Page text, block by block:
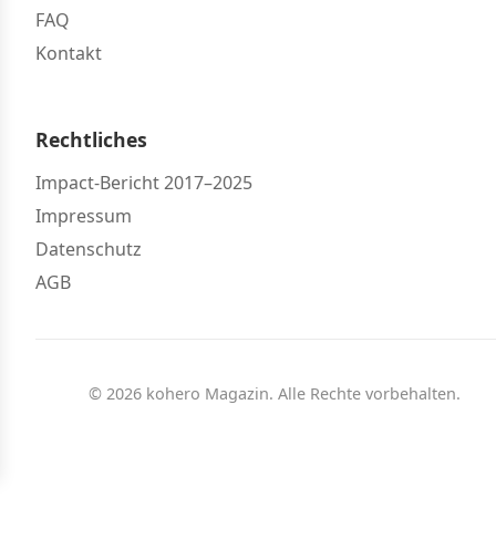
FAQ
Kontakt
Rechtliches
Impact-Bericht 2017–2025
Impressum
Datenschutz
AGB
© 2026 kohero Magazin. Alle Rechte vorbehalten.